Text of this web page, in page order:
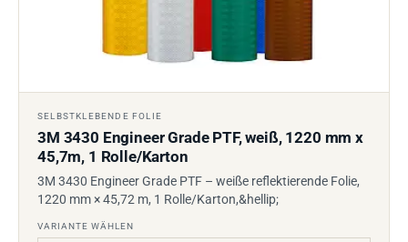
SELBSTKLEBENDE FOLIE
3M 3430 Engineer Grade PTF, weiß, 1220 mm x
45,7m, 1 Rolle/Karton
3M 3430 Engineer Grade PTF – weiße reflektierende Folie,
1220 mm × 45,72 m, 1 Rolle/Karton,&hellip;
VARIANTE WÄHLEN